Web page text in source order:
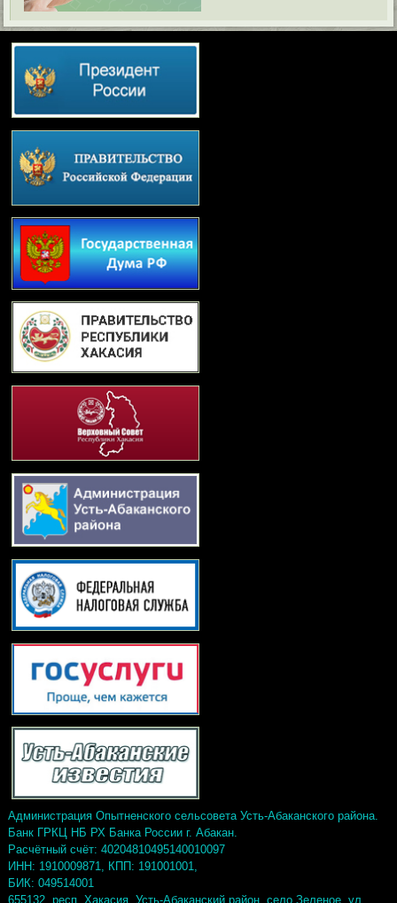
Администрация Опытненского сельсовета Усть-Абаканского района.
Банк ГРКЦ НБ РХ Банка России г. Абакан.
Расчётный счёт: 40204810495140010097
ИНН: 1910009871, КПП: 191001001,
БИК: 049514001
655132, респ. Хакасия, Усть-Абаканский район, село Зеленое, ул.